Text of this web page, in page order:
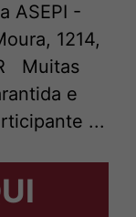
ASEPI -
1214,
Muitas
e
...